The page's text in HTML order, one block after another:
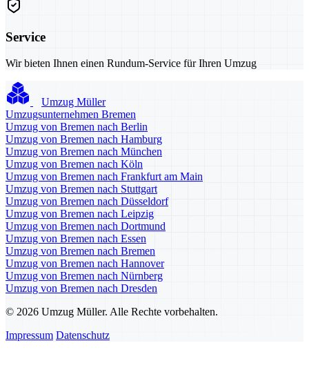
Service
Wir bieten Ihnen einen Rundum-Service für Ihren Umzug
Umzug Müller
Umzugsunternehmen Bremen
Umzug von Bremen nach Berlin
Umzug von Bremen nach Hamburg
Umzug von Bremen nach München
Umzug von Bremen nach Köln
Umzug von Bremen nach Frankfurt am Main
Umzug von Bremen nach Stuttgart
Umzug von Bremen nach Düsseldorf
Umzug von Bremen nach Leipzig
Umzug von Bremen nach Dortmund
Umzug von Bremen nach Essen
Umzug von Bremen nach Bremen
Umzug von Bremen nach Hannover
Umzug von Bremen nach Nürnberg
Umzug von Bremen nach Dresden
© 2026 Umzug Müller. Alle Rechte vorbehalten.
Impressum Datenschutz